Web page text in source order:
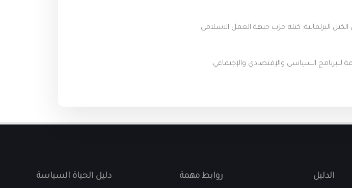
البرلمانية: كتلة حزب جبهة العمل الاسلامي
للبرنامج السياسي والإقتصادي والإجتماعي:
الدليل روابط مهمة دليل الحياة السياسة